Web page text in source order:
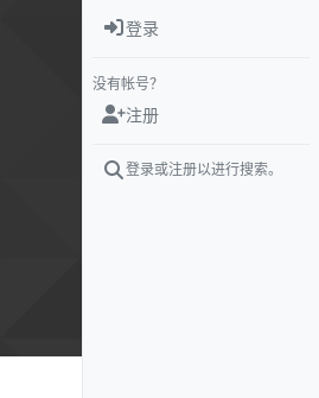
登录
没有帐号？
注册
登录或注册以进行搜索。